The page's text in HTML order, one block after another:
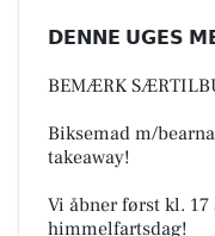
𝗗𝗘𝗡𝗡𝗘 𝗨𝗚𝗘𝗦
BEMÆRK
Biksemad m/
takeaway!
Vi åbner først kl.
himmelfartsdag!